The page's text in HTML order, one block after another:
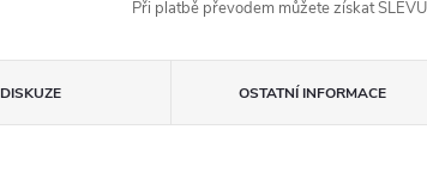
Při platbě převodem můžete získat
DISKUZE OSTATNÍ INFORMACE